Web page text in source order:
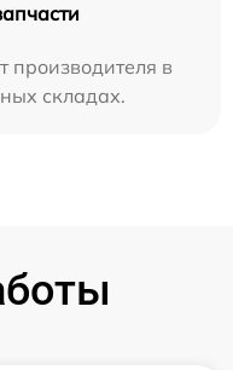
производителя в
складах.